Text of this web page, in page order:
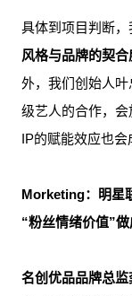
具体到项目判断，
风格与品牌的契
外，我们创始人
级艺人的合作，
IP的赋能效应也会
Morketing：明星
“粉丝情绪价值”做
名创优品品牌总